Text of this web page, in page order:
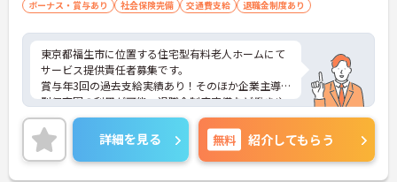
ボーナス・賞与あり
社会保険完備 交通費支給 退職金制度あり
東京都福生市に位置する住宅型有料老人ホームにて
サービス提供責任者募集です。
賞与年3回の過去支給実績あり！そのほか企業主導
型保育園の利用が可能、退職金制度完備など働きや
すい環境が整えられています。
ご興味のある方には、面接対策ポイントなど、さら
に詳細をお話いたしますので、お気軽にご相談くだ
さい。
詳細を見る 無料 紹介してもらう